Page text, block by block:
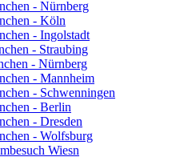
- Nürnberg
- Köln
- Ingolstadt
- Straubing
- Nürnberg
- Mannheim
- Schwenningen
- Berlin
- Dresden
- Wolfsburg
Wiesn